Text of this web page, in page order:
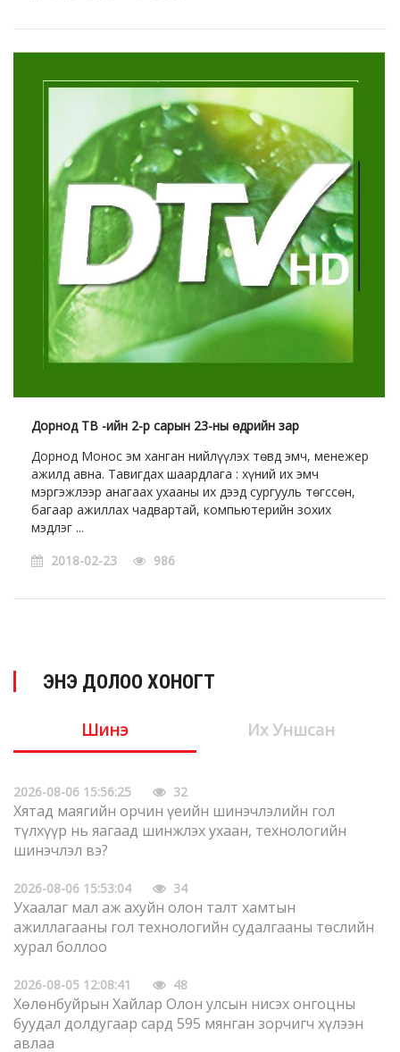
Дорнод ТВ -ийн 2-р сарын 23-ны өдрийн зар
Дорнод Монос эм ханган нийлүүлэх төвд эмч, менежер
ажилд авна. Тавигдах шаардлага : хүний их эмч
мэргэжлээр анагаах ухааны их дээд сургууль төгссөн,
багаар ажиллах чадвартай, компьютерийн зохих
мэдлэг ...
2018-02-23
986
ЭНЭ ДОЛОО ХОНОГТ
Шинэ Их Уншсан
2026-08-06 15:56:25 32
Хятад маягийн орчин үеийн шинэчлэлийн гол
түлхүүр нь яагаад шинжлэх ухаан, технологийн
шинэчлэл вэ?
2026-08-06 15:53:04 34
Ухаалаг мал аж ахуйн олон талт хамтын
ажиллагааны гол технологийн судалгааны төслийн
хурал боллоо
2026-08-05 12:08:41 48
Хөлөнбуйрын Хайлар Олон улсын нисэх онгоцны
буудал долдугаар сард 595 мянган зорчигч хүлээн
авлаа